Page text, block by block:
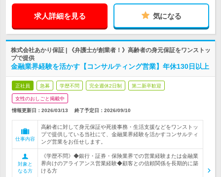
求人詳細を見る 気になる
株式会社あかり保証 | 《弁護士が創業者！》高齢者の身元保証をワンストッ
プで提供
金融業界経験を活かす【コンサルティング営業】年休130日以上
正社員 急募 学歴不問 完全週休2日制 第二新卒歓迎
女性のおしごと掲載中
情報更新日：2026/03/13 終了予定日： 2026/09/10
仕事内容
高齢者に対して身元保証や死後事務・生活支援などをワンストッ
プで提供している当社にて、金融業界経験を活かすコンサルティ
ング営業をお任せします。
対象と
なる方
《学歴不問》◆銀行・証券・保険業界での営業経験または金融業
界向けのアライアンス営業経験◆顧客との信頼関係を長期的に築
ける方